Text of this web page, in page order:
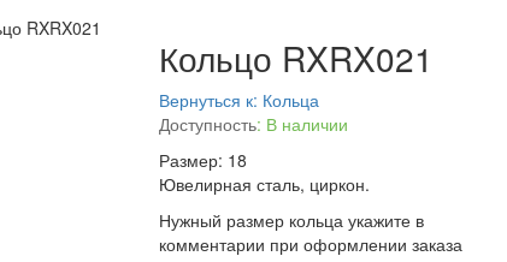
RXRX021
Кольцо RXRX021
Вернуться к: Кольца
Доступность: В наличии
Размер: 18
Ювелирная сталь, циркон.
Нужный размер кольца укажите в
комментарии при оформлении заказа